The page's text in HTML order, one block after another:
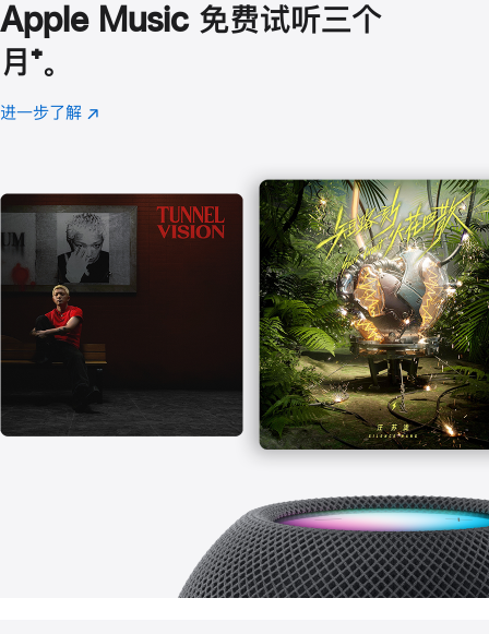
Apple Music 免费试听三个
月 脚
注
⁺。
进一步了解 Apple
(在
口
中
打
开)